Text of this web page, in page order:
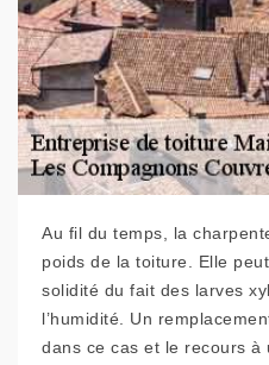
Au fil du temps, la
poids de la toiture. Elle
solidité du fait des larves
l’humidité. Un
dans ce cas et le recours à